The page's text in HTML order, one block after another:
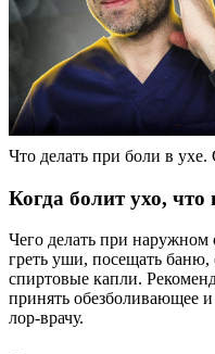
Что делать при боли в
Когда болит ухо, что
Чего делать при наружном
греть уши, посещать баню,
спиртовые капли.
принять обезболивающее
лор-врачу.